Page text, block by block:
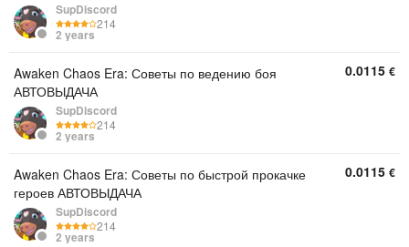
SupDiscord
214
2 years
Awaken Chaos Era: Советы по ведению боя
АВТОВЫДАЧА
SupDiscord
214
2 years
0.0115 €
Awaken Chaos Era: Советы по быстрой прокачке
героев АВТОВЫДАЧА
SupDiscord
214
2 years
0.0115 €